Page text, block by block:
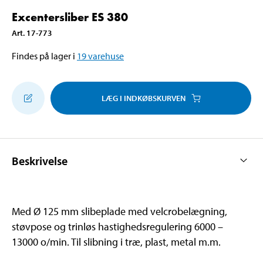
Excentersliber ES 380
Art. 17-773
Findes på lager i 19varehuse
LÆG I INDKØBSKURVEN
Beskrivelse
Med Ø 125 mm slibeplade med velcrobelægning,
støvpose og trinløs hastighedsregulering 6000 –
13000 o/min. Til slibning i træ, plast, metal m.m.